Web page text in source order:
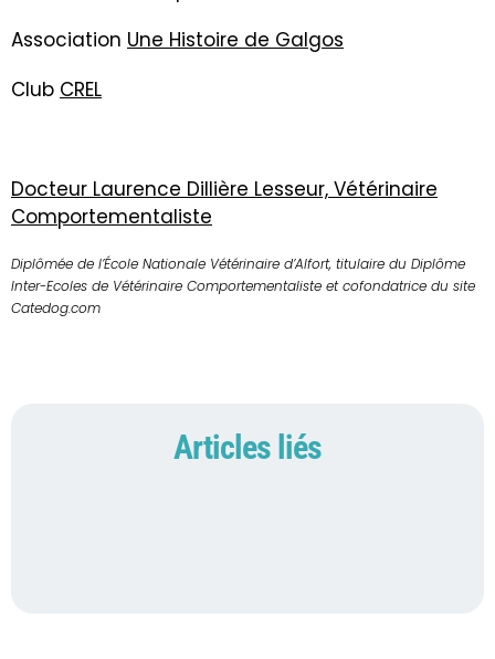
Association Une Histoire de Galgos
Club CREL
Docteur Laurence Dillière Lesseur, Vétérinaire
Comportementaliste
Diplômée de l’École Nationale Vétérinaire d’Alfort, titulaire du Diplôme
Inter-Ecoles de Vétérinaire Comportementaliste et cofondatrice du site
Catedog.com
Articles liés